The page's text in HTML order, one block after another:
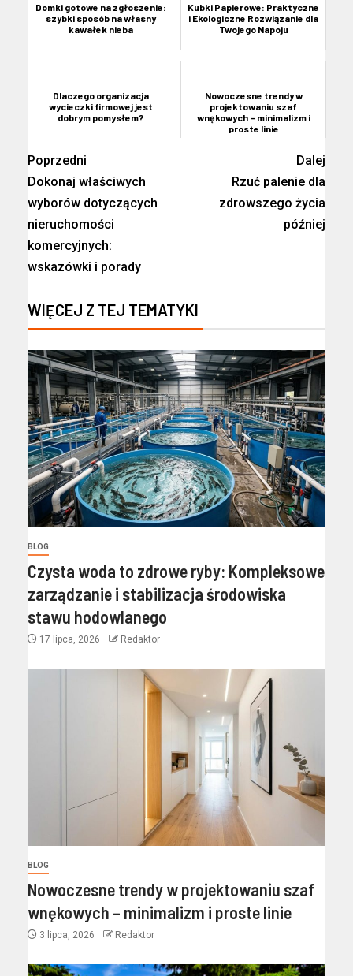
Domki gotowe na zgłoszenie:
szybki sposób na własny
kawałek nieba
Kubki Papierowe: Praktyczne
i Ekologiczne Rozwiązanie dla
Twojego Napoju
Dlaczego organizacja
wycieczki firmowej jest
dobrym pomysłem?
Nowoczesne trendy w
projektowaniu szaf
wnękowych – minimalizm i
proste linie
Poprzedni
Dokonaj właściwych
wyborów dotyczących
nieruchomości
komercyjnych:
wskazówki i porady
Dalej
Rzuć palenie dla
zdrowszego życia
później
WIĘCEJ Z TEJ TEMATYKI
BLOG
Czysta woda to zdrowe ryby: Kompleksowe
zarządzanie i stabilizacja środowiska
stawu hodowlanego
17 lipca, 2026 Redaktor
BLOG
Nowoczesne trendy w projektowaniu szaf
wnękowych – minimalizm i proste linie
3 lipca, 2026 Redaktor